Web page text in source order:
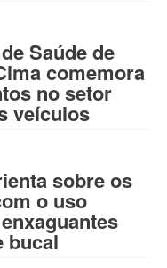
Saúde de
comemora
no setor
veículos
sobre os
o uso
bucal